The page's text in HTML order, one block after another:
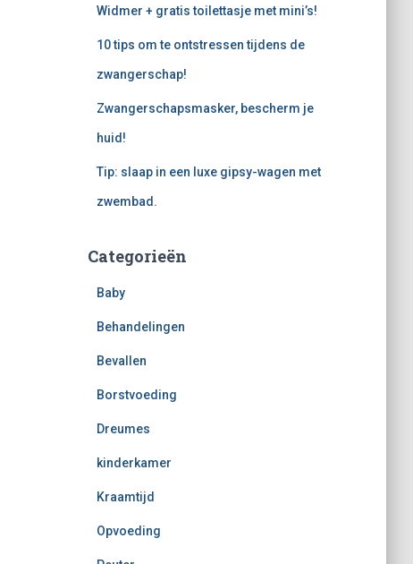
Widmer + gratis toilettasje met mini’s!
10 tips om te ontstressen tijdens de
zwangerschap!
Zwangerschapsmasker, bescherm je
huid!
Tip: slaap in een luxe gipsy-wagen met
zwembad.
Categorieën
Baby
Behandelingen
Bevallen
Borstvoeding
Dreumes
kinderkamer
Kraamtijd
Opvoeding